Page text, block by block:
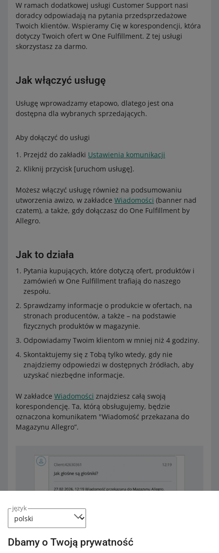
język
Dbamy o Twoją prywatność
W ramach dodatkowej usługi Customer Support nasi
doradcy odpowiadają na pytania przedsprzedażowe
Twoich klientów. Wspieramy Cię w korespondencji, która
dotyczy Twoich ofert w One Fulfillment. Z tej usługi
skorzystasz za darmo.
Jak włączyć usługę
Usługę wprowadzamy etapowo, dlatego jest ona
dostępna dla wybranych sprzedających.
Aby dołączyć do usługi
Przejdź do zakładki Ustawienia komunikacji
Kliknij przycisk [uruchom usługę].
Możesz włączyć usługę również na podsumowaniu
utworzenia awizo, w zakładce Wiadomości (banner nad
czatem), a także, gdy dołączasz do One Fulfillment by
Allegro.
Jak to działa
Pytania kupujących, które dotyczą ofert, produktów i
zamówień w One Fulfillment trafiają do naszego
zespołu.
Sprawdzamy informacje o produkcie w ofertach, na
stronach producentów, a także – na podstawie
fizycznych produktów w magazynie.
Odpowiadamy Twoim klientom w mniej niż 4 godziny.
Skontaktujemy się z Tobą tylko wtedy, gdy nie
znajdziemy odpowiedzi w dostępnych źródłach, aby
uzyskać niezbędne informacje.
W zakładce Wiadomości znajdziesz całą swoją
korespondencję. Ta, którą obsługujemy, będzie
oznaczona komunikatem "Wiadomość przekazana do
Magazynu Allegro”.
Co zyskujesz